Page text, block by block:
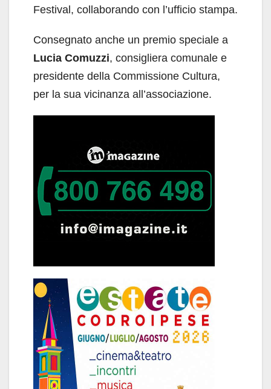
Festival, collaborando con l’ufficio stampa.
Consegnato anche un premio speciale a
Lucia Comuzzi, consigliera comunale e
presidente della Commissione Cultura,
per la sua vicinanza all’associazione.